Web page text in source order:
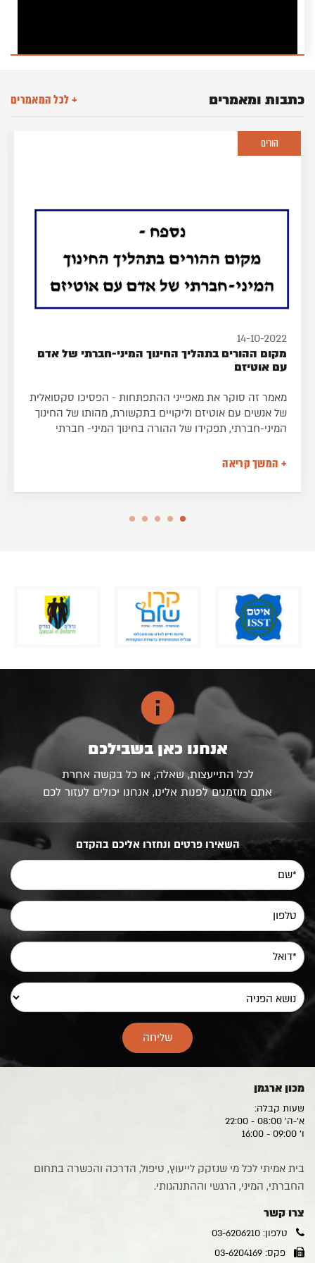
כתבות ומאמרים + לכל המאמרים
14-10-2022
מקום ההורים בתהליך החינוך המיני-חברתי של אדם
עם אוטיזם
מאמר זה סוקר את מאפייני ההתפתחות - הפסיכו סקסואלית
של אנשים עם אוטיזם וליקויים בתקשורת, מהותו של החינוך
המיני-חברתי, תפקידו של ההורה בחינוך המיני- חברתי
מאת רונית ארגמן, MSW, מנהלת מכון ארגמן
+ המשך קריאה
הורים
אנחנו כאן בשבילכם
לכל התייעצות, שאלה, או כל בקשה אחרת
אתם מוזמנים לפנות אלינו, אנחנו יכולים לעזור לכם
השאירו פרטים ונחזרו אליכם בהקדם
מכון ארגמן
שעות קבלה:
א'-ה' 08:00 - 22:00
ו' 09:00 - 16:00
בית אמיתי לכל מי שנזקק לייעוץ, טיפול, הדרכה והכשרה בתחום
החברתי, המיני, הרגשי וההתנהגותי.
צרו קשר
טלפון: 03-6206210
פקס: 03-6204169